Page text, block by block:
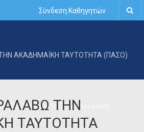
Σύνδεση Καθηγητών
ΤΗΝ
ΤΑΥΤΟΤΗΤΑ